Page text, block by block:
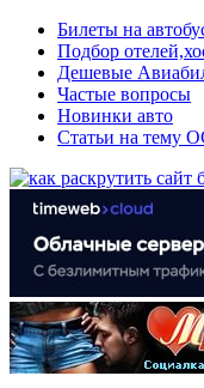
Билеты на
Подбор
Дешевые
Частые вопросы
Новинки авто
Статьи на тему